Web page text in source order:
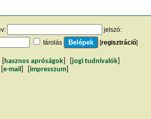
jelszó:
tárolás
[regisztráció]
hasznos apróságok jogi tudnivalók
e-mail impresszum]